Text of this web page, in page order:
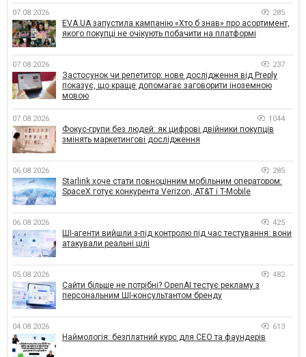
07.08.2026 285
EVA.UA запустила кампанію «Хто б знав» про асортимент,
якого покупці не очікують побачити на платформі
07.08.2026 237
Застосунок чи репетитор: нове дослідження від Preply
показує, що краще допомагає заговорити іноземною
мовою
07.08.2026 1044
Фокус-групи без людей: як цифрові двійники покупців
змінять маркетингові дослідження
06.08.2026 285
Starlink хоче стати повноцінним мобільним оператором:
SpaceX готує конкурента Verizon, AT&T і T-Mobile
06.08.2026 425
ШІ-агенти вийшли з-під контролю під час тестування: вони
атакували реальні цілі
05.08.2026 482
Сайти більше не потрібні? OpenAI тестує рекламу з
персональним ШІ-консультантом бренду
04.08.2026 613
Наймологія: безплатний курс для CEO та фаундерів